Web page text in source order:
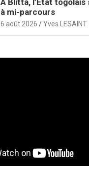
À Blitta, l’État togolais
à mi-parcours
6 août 2026 Yves LESAINT